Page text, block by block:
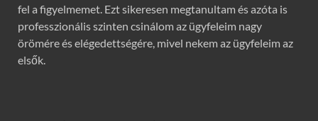
fel a figyelmemet. Ezt sikeresen megtanultam és azóta is
professzionális szinten csinálom az ügyfeleim nagy
örömére és elégedettségére, mivel nekem az ügyfeleim az
elsők.